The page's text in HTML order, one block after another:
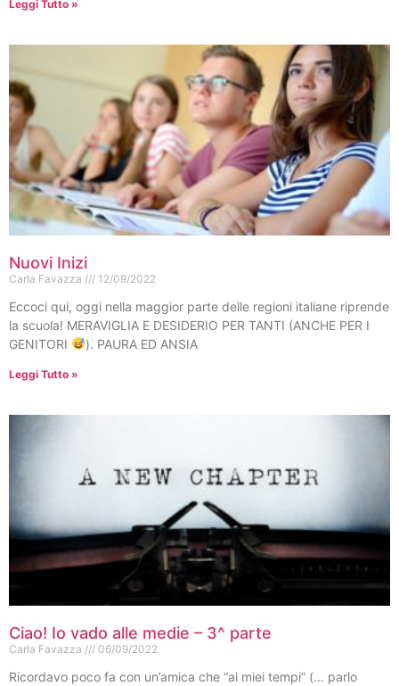
Leggi Tutto »
Nuovi Inizi
Carla Favazza 12/09/2022
Eccoci qui, oggi nella maggior parte delle regioni italiane riprende
la scuola! MERAVIGLIA E DESIDERIO PER TANTI (ANCHE PER I
GENITORI
). PAURA ED ANSIA
Leggi Tutto »
Ciao! Io vado alle medie – 3^ parte
Carla Favazza 06/09/2022
Ricordavo poco fa con un’amica che “ai miei tempi” (… parlo